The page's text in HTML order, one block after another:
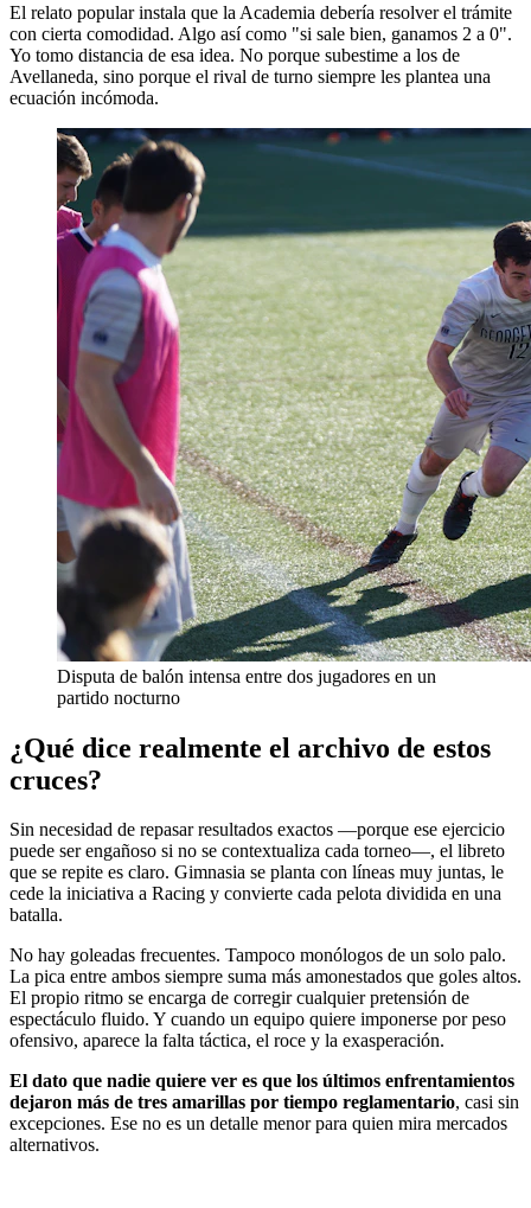
El relato popular instala que la Academia debería resolver el trámite
con cierta comodidad. Algo así como "si sale bien, ganamos 2 a 0".
Yo tomo distancia de esa idea. No porque subestime a los de
Avellaneda, sino porque el rival de turno siempre les plantea una
ecuación incómoda.
Disputa de balón intensa entre dos jugadores en un
partido nocturno
¿Qué dice realmente el archivo de estos
cruces?
Sin necesidad de repasar resultados exactos —porque ese ejercicio
puede ser engañoso si no se contextualiza cada torneo—, el libreto
que se repite es claro. Gimnasia se planta con líneas muy juntas, le
cede la iniciativa a Racing y convierte cada pelota dividida en una
batalla.
No hay goleadas frecuentes. Tampoco monólogos de un solo palo.
La pica entre ambos siempre suma más amonestados que goles altos.
El propio ritmo se encarga de corregir cualquier pretensión de
espectáculo fluido. Y cuando un equipo quiere imponerse por peso
ofensivo, aparece la falta táctica, el roce y la exasperación.
El dato que nadie quiere ver es que los últimos enfrentamientos
dejaron más de tres amarillas por tiempo reglamentario, casi sin
excepciones. Ese no es un detalle menor para quien mira mercados
alternativos.